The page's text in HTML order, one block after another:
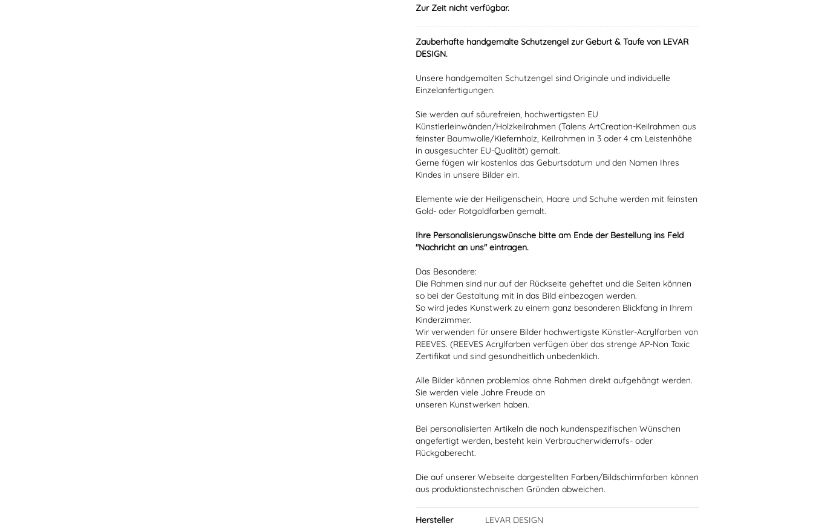
Zur Zeit nicht verfügbar.
Zauberhafte handgemalte Schutzengel zur Geburt & Taufe von LEVAR
DESIGN.
Unsere handgemalten Schutzengel sind Originale und individuelle
Einzelanfertigungen.
Sie werden auf säurefreien, hochwertigsten EU
Künstlerleinwänden/Holzkeilrahmen (Talens ArtCreation-Keilrahmen aus
feinster Baumwolle/Kiefernholz, Keilrahmen in 3 oder 4 cm Leistenhöhe
in ausgesuchter EU-Qualität) gemalt.
Gerne fügen wir kostenlos das Geburtsdatum und den Namen Ihres
Kindes in unsere Bilder ein.
Elemente wie der Heiligenschein, Haare und Schuhe werden mit feinsten
Gold- oder Rotgoldfarben gemalt.
Ihre Personalisierungswünsche bitte am Ende der Bestellung ins Feld
"Nachricht an uns" eintragen.
Das Besondere:
Die Rahmen sind nur auf der Rückseite geheftet und die Seiten können
so bei der Gestaltung mit in das Bild einbezogen werden.
So wird jedes Kunstwerk zu einem ganz besonderen Blickfang in Ihrem
Kinderzimmer.
Wir verwenden für unsere Bilder hochwertigste Künstler-Acrylfarben von
REEVES. (REEVES Acrylfarben verfügen über das strenge AP-Non Toxic
Zertifikat und sind gesundheitlich unbedenklich.
Alle Bilder können problemlos ohne Rahmen direkt aufgehängt werden.
Sie werden viele Jahre Freude an
unseren Kunstwerken haben.
Bei personalisierten Artikeln die nach kundenspezifischen Wünschen
angefertigt werden, besteht kein Verbraucherwiderrufs- oder
Rückgaberecht.
Die auf unserer Webseite dargestellten Farben/Bildschirmfarben können
aus produktionstechnischen Gründen abweichen.
Hersteller LEVAR DESIGN